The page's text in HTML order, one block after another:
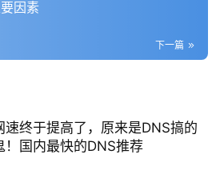
因素
下一篇
速终于提高了，原来是DNS搞的
！国内最快的DNS推荐